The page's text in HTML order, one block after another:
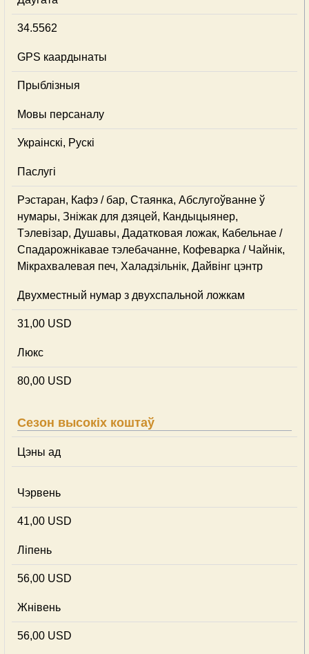
34.5562
GPS каардынаты
Прыблізныя
Мовы персаналу
Украінскі, Рускі
Паслугі
Рэстаран, Кафэ / бар, Стаянка, Абслугоўванне ў
нумары, Зніжак для дзяцей, Кандыцыянер,
Тэлевізар, Душавы, Дадатковая ложак, Кабельнае /
Спадарожнiкавае тэлебачанне, Кофеварка / Чайнік,
Мікрахвалевая печ, Халадзільнік, Дайвінг цэнтр
Двухместный нумар з двухспальной ложкам
31,00 USD
Люкс
80,00 USD
Сезон высокіх коштаў
Цэны ад
Чэрвень
41,00 USD
Ліпень
56,00 USD
Жнівень
56,00 USD